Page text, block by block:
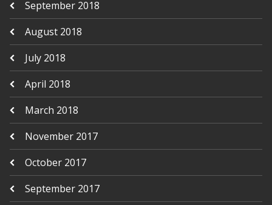
September 2018
August 2018
July 2018
April 2018
March 2018
November 2017
October 2017
September 2017